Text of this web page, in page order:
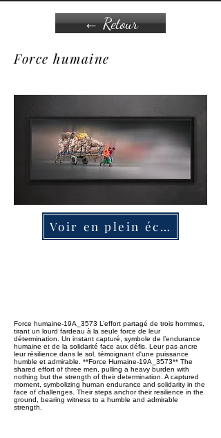
← Retour
Force humaine
Voir en plein écran
Force humaine-19A_3573 L’effort partagé de trois hommes,
tirant un lourd fardeau à la seule force de leur
détermination. Un instant capturé, symbole de l’endurance
humaine et de la solidarité face aux défis. Leur pas ancre
leur résilience dans le sol, témoignant d'une puissance
humble et admirable. **Force Humaine-19A_3573** The
shared effort of three men, pulling a heavy burden with
nothing but the strength of their determination. A captured
moment, symbolizing human endurance and solidarity in the
face of challenges. Their steps anchor their resilience in the
ground, bearing witness to a humble and admirable
strength.